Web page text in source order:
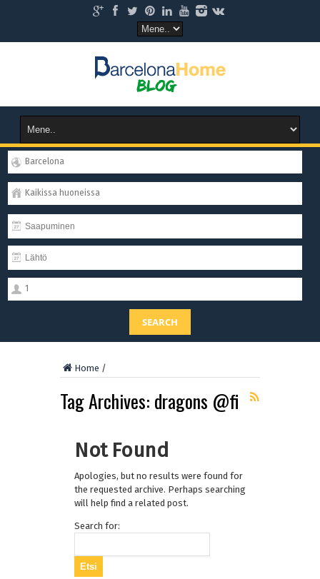
Barcelona
Kaikissa huoneissa
1
SEARCH
Home /
Tag Archives: dragons @fi
Not Found
Apologies, but no results were found for
the requested archive. Perhaps searching
will help find a related post.
Search for: